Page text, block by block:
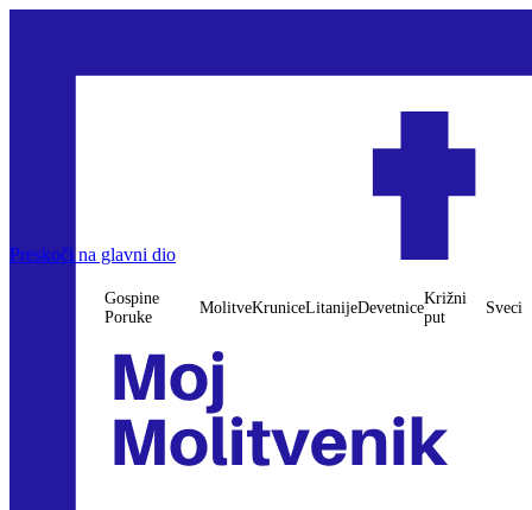
Preskoči na glavni dio
Gospine
Poruke
MolitveKruniceLitanijeDevetnice
Križni
put
Sveci